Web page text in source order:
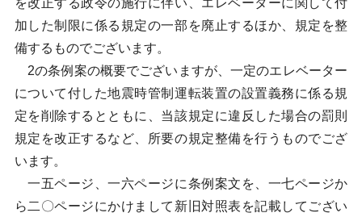
を改正する政令の施行に伴い、エレベーターに関して付
加した制限に係る規定の一部を廃止するほか、規定を整
備するものでございます。
2の条例案の概要でございますが、一定のエレベーター
について付した地震時管制運転装置の設置義務に係る規
定を削除するとともに、当該規定に違反した場合の罰則
規定を改正するなど、所要の規定整備を行うものでござ
います。
一五ページ、一六ページに条例案文を、一七ページか
ら二〇ページにかけまして新旧対照表を記載してござい